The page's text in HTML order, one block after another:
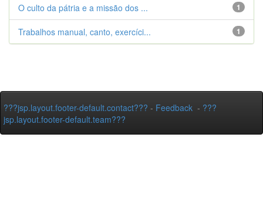
1
O culto da pátria e a missão dos ...
1
Trabalhos manual, canto, exercíci...
???jsp.layout.footer-default.contact??? - Feedback - ???
jsp.layout.footer-default.team???